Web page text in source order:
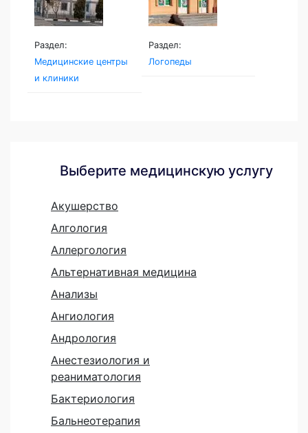
Раздел:
Медицинские центры
и клиники
Раздел:
Логопеды
Выберите медицинскую услугу
Акушерство
Алгология
Аллергология
Альтернативная медицина
Анализы
Ангиология
Андрология
Анестезиология и
реаниматология
Бактериология
Бальнеотерапия